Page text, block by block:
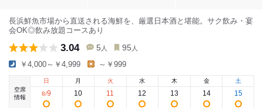
長浜鮮魚市場から直送される海鮮を、厳選日本酒と堪能。サク飲み・宴
会OK◎飲み放題コースあり
3.04 5 人 95 人
￥4,000～￥4,999 ～￥999
空席
情報
日
8/9
月
10
火
11
水
12
木
13
金
14
土
15